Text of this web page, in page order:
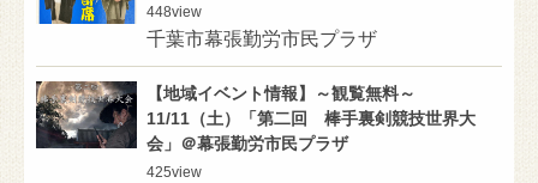
448view
千葉市幕張勤労市民プラザ
【地域イベント情報】～観覧無料～
11/11（土）「第二回 棒手裏剣競技世界大
会」＠幕張勤労市民プラザ
425view